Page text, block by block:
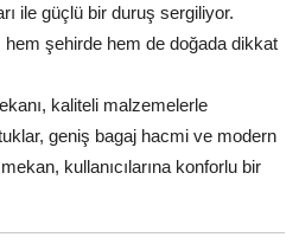
ile güçlü bir duruş sergiliyor.
hem şehirde hem de doğada dikkat
kaliteli malzemelerle
geniş bagaj hacmi ve modern
kullanıcılarına konforlu bir